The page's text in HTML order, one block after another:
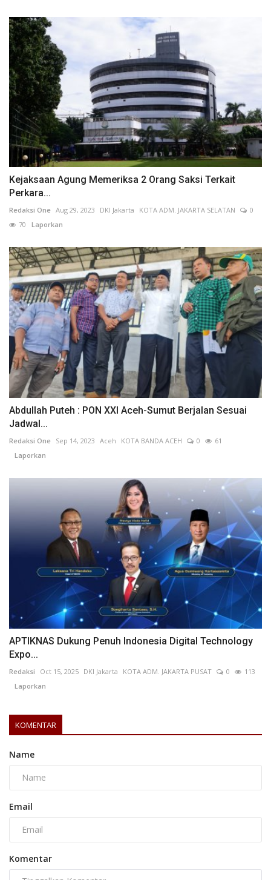
Kejaksaan Agung Memeriksa 2 Orang Saksi Terkait
Perkara...
Redaksi One Aug 29, 2023 DKI Jakarta KOTA ADM. JAKARTA SELATAN
0
70 Laporkan
Abdullah Puteh : PON XXI Aceh-Sumut Berjalan Sesuai
Jadwal...
Redaksi One Sep 14, 2023 Aceh KOTA BANDA ACEH 0
61
Laporkan
APTIKNAS Dukung Penuh Indonesia Digital Technology
Expo...
Redaksi Oct 15, 2025 DKI Jakarta KOTA ADM. JAKARTA PUSAT 0
113
Laporkan
KOMENTAR
Name
Email
Komentar